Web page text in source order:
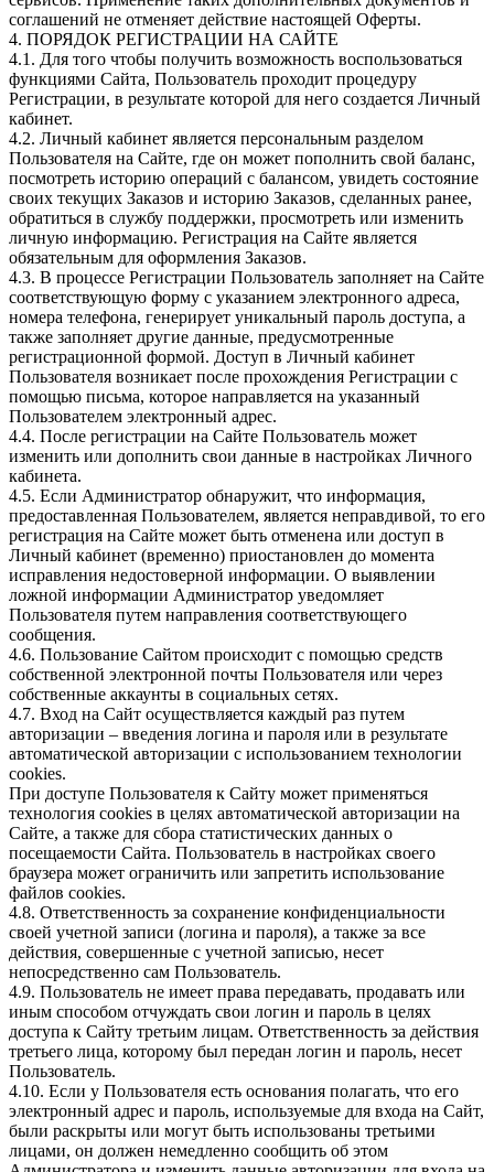
соглашений не отменяет действие настоящей Оферты.
4. ПОРЯДОК РЕГИСТРАЦИИ НА САЙТЕ
4.1. Для того чтобы получить возможность воспользоваться
функциями Сайта, Пользователь проходит процедуру
Регистрации, в результате которой для него создается Личный
кабинет.
4.2. Личный кабинет является персональным разделом
Пользователя на Сайте, где он может пополнить свой баланс,
посмотреть историю операций с балансом, увидеть состояние
своих текущих Заказов и историю Заказов, сделанных ранее,
обратиться в службу поддержки, просмотреть или изменить
личную информацию. Регистрация на Сайте является
обязательным для оформления Заказов.
4.3. В процессе Регистрации Пользователь заполняет на Сайте
соответствующую форму с указанием электронного адреса,
номера телефона, генерирует уникальный пароль доступа, а
также заполняет другие данные, предусмотренные
регистрационной формой. Доступ в Личный кабинет
Пользователя возникает после прохождения Регистрации с
помощью письма, которое направляется на указанный
Пользователем электронный адрес.
4.4. После регистрации на Сайте Пользователь может
изменить или дополнить свои данные в настройках Личного
кабинета.
4.5. Если Администратор обнаружит, что информация,
предоставленная Пользователем, является неправдивой, то его
регистрация на Сайте может быть отменена или доступ в
Личный кабинет (временно) приостановлен до момента
исправления недостоверной информации. О выявлении
ложной информации Администратор уведомляет
Пользователя путем направления соответствующего
сообщения.
4.6. Пользование Сайтом происходит с помощью средств
собственной электронной почты Пользователя или через
собственные аккаунты в социальных сетях.
4.7. Вход на Сайт осуществляется каждый раз путем
авторизации – введения логина и пароля или в результате
автоматической авторизации с использованием технологии
cookies.
При доступе Пользователя к Сайту может применяться
технология cookies в целях автоматической авторизации на
Сайте, а также для сбора статистических данных о
посещаемости Сайта. Пользователь в настройках своего
браузера может ограничить или запретить использование
файлов cookies.
4.8. Ответственность за сохранение конфиденциальности
своей учетной записи (логина и пароля), а также за все
действия, совершенные с учетной записью, несет
непосредственно сам Пользователь.
4.9. Пользователь не имеет права передавать, продавать или
иным способом отчуждать свои логин и пароль в целях
доступа к Сайту третьим лицам. Ответственность за действия
третьего лица, которому был передан логин и пароль, несет
Пользователь.
4.10. Если у Пользователя есть основания полагать, что его
электронный адрес и пароль, используемые для входа на Сайт,
были раскрыты или могут быть использованы третьими
лицами, он должен немедленно сообщить об этом